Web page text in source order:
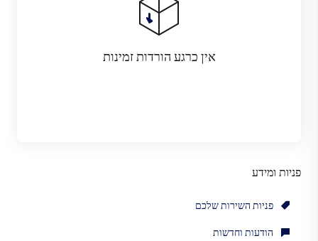
פניות ומידע
פניות השירות שלכם
הודעות וחדשות
אין כרגע הורדות זמינות